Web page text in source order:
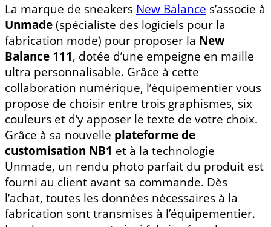
La marque de sneakers New Balance s’associe à
Unmade(spécialiste des logiciels pour la
fabrication mode) pour proposer la New
Balance 111, dotée d’une empeigne en maille
ultra personnalisable. Grâce à cette
collaboration numérique, l’équipementier vous
propose de choisir entre trois graphismes, six
couleurs et d’y apposer le texte de votre choix.
Grâce à sa nouvelle plateforme de
customisation NB1 et à la technologie
Unmade, un rendu photo parfait du produit est
fourni au client avant sa commande. Dès
l’achat, toutes les données nécessaires à la
fabrication sont transmises à l’équipementier.